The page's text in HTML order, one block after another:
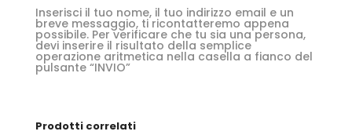
Inserisci il tuo nome, il tuo indirizzo email e un
breve messaggio, ti ricontatteremo appena
possibile. Per verificare che tu sia una persona,
devi inserire il risultato della semplice
operazione aritmetica nella casella a fianco del
pulsante “INVIO”
Prodotti correlati